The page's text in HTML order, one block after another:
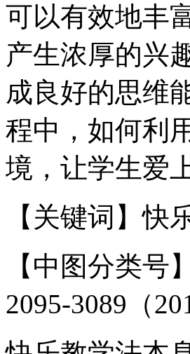
可以有效地丰
产生浓厚的兴
成良好的思维
程中，如何利
境，让学生爱
【关键词】快
【中图分类号
2095-3089（